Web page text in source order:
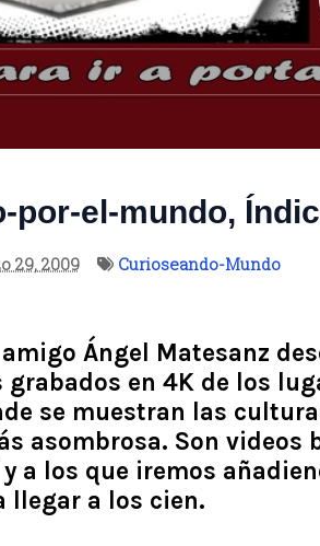
por-el-mundo,
29, 2009 Curioseando-Mundo
Ángel Matesanz
en 4K de los
se muestran las
asombrosa. Son videos
a los que iremos
llegar a los cien.